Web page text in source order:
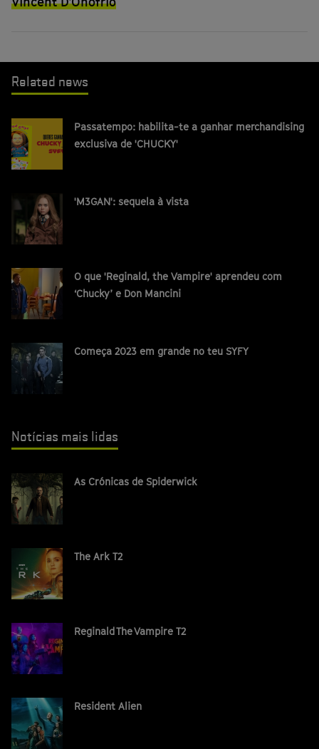
Related news
Passatempo: habilita-te a ganhar merchandising
exclusiva de 'CHUCKY'
'M3GAN': sequela à vista
O que 'Reginald, the Vampire' aprendeu com
‘Chucky’ e Don Mancini
Começa 2023 em grande no teu SYFY
Notícias mais lidas
As Crónicas de Spiderwick
The Ark T2
Reginald The Vampire T2
Resident Alien